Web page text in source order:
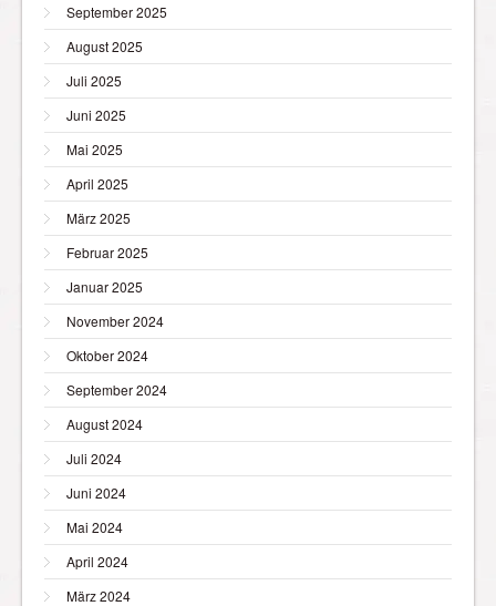
September 2025
August 2025
Juli 2025
Juni 2025
Mai 2025
April 2025
März 2025
Februar 2025
Januar 2025
November 2024
Oktober 2024
September 2024
August 2024
Juli 2024
Juni 2024
Mai 2024
April 2024
März 2024